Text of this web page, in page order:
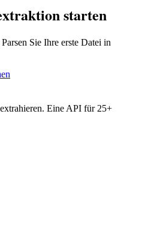
starten
Sie Ihre erste Datei in
Eine API für 25+